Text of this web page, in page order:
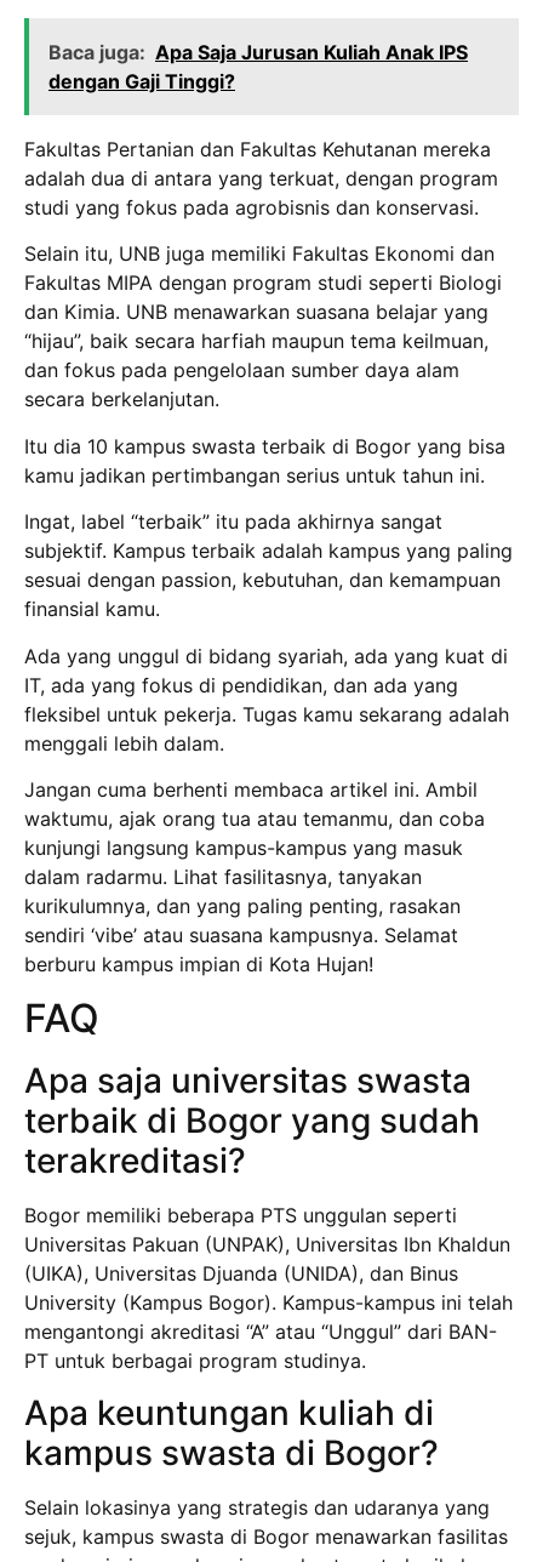
Baca juga: Apa Saja Jurusan Kuliah Anak IPS
dengan Gaji Tinggi?
Fakultas Pertanian dan Fakultas Kehutanan mereka
adalah dua di antara yang terkuat, dengan program
studi yang fokus pada agrobisnis dan konservasi.
Selain itu, UNB juga memiliki Fakultas Ekonomi dan
Fakultas MIPA dengan program studi seperti Biologi
dan Kimia. UNB menawarkan suasana belajar yang
“hijau”, baik secara harfiah maupun tema keilmuan,
dan fokus pada pengelolaan sumber daya alam
secara berkelanjutan.
Itu dia 10 kampus swasta terbaik di Bogor yang bisa
kamu jadikan pertimbangan serius untuk tahun ini.
Ingat, label “terbaik” itu pada akhirnya sangat
subjektif. Kampus terbaik adalah kampus yang paling
sesuai dengan passion, kebutuhan, dan kemampuan
finansial kamu.
Ada yang unggul di bidang syariah, ada yang kuat di
IT, ada yang fokus di pendidikan, dan ada yang
fleksibel untuk pekerja. Tugas kamu sekarang adalah
menggali lebih dalam.
Jangan cuma berhenti membaca artikel ini. Ambil
waktumu, ajak orang tua atau temanmu, dan coba
kunjungi langsung kampus-kampus yang masuk
dalam radarmu. Lihat fasilitasnya, tanyakan
kurikulumnya, dan yang paling penting, rasakan
sendiri ‘vibe’ atau suasana kampusnya. Selamat
berburu kampus impian di Kota Hujan!
FAQ
Apa saja universitas swasta
terbaik di Bogor yang sudah
terakreditasi?
Bogor memiliki beberapa PTS unggulan seperti
Universitas Pakuan (UNPAK), Universitas Ibn Khaldun
(UIKA), Universitas Djuanda (UNIDA), dan Binus
University (Kampus Bogor). Kampus-kampus ini telah
mengantongi akreditasi “A” atau “Unggul” dari BAN-
PT untuk berbagai program studinya.
Apa keuntungan kuliah di
kampus swasta di Bogor?
Selain lokasinya yang strategis dan udaranya yang
sejuk, kampus swasta di Bogor menawarkan fasilitas